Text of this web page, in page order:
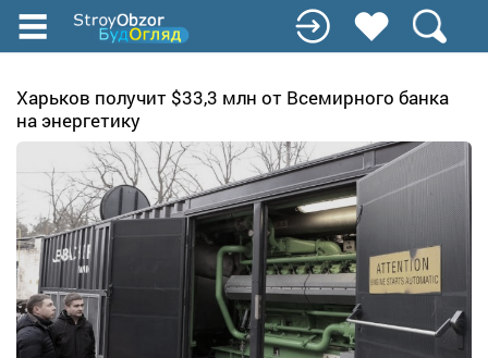
Перейти
до
вмісту
Харьков получит $33,3 млн от Всемирного банка
на энергетику